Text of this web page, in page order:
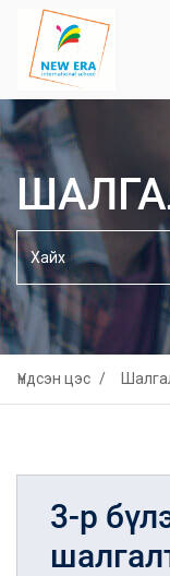
Үндсэн цэс
3-р